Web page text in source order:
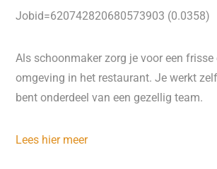
Jobid=620742820680573903 (0.0358)
Als schoonmaker zorg je voor een
omgeving in het restaurant. Je werkt
bent onderdeel van een gezellig team.
Lees hier meer